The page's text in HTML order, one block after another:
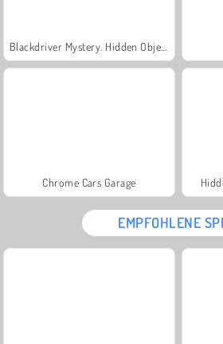
Chrome Cars Garage
EMPFOHLENE